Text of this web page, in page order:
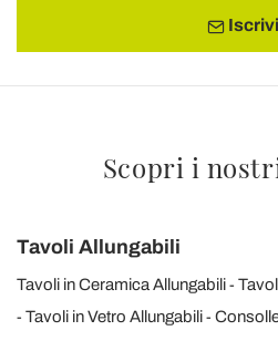
Scopri i
Tavoli Allungabili
Tavoli in Ceramica Allungabili
Tavoli in Vetro Allungabili